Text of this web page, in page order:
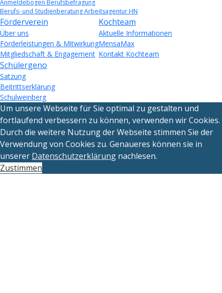
Anmeldebogen Berufsbefragung
Berufs- und Studienberatung Arbeitsagentur HN
Förderverein
Über uns
Förderleistungen & Mitwirkung
Mitgliedschaft & Engagement
Kochteam
Aktuelle Informationen
MensaMax
Kontakt Kochteam
Schülergeno
Satzung
Beitrittserklärung
Schulweinberg
Um unsere Webseite für Sie optimal zu gestalten und
fortlaufend verbessern zu können, verwenden wir Cookies.
Durch die weitere Nutzung der Webseite stimmen Sie der
Verwendung von Cookies zu. Genaueres können sie in
unserer Datenschutzerklärung nachlesen.
Zustimmen